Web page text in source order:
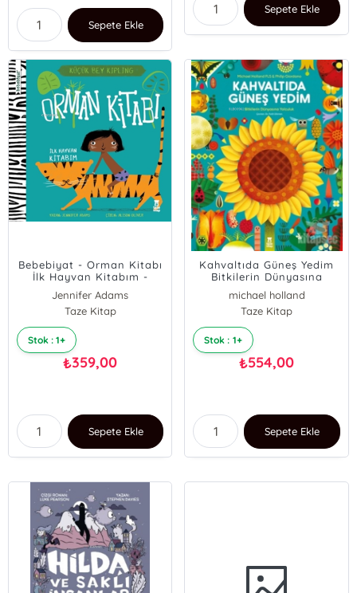
Sepete Ekle
Sepete Ekle
Bebebiyat - Orman Kitabı
İlk Hayvan Kitabım -
Küçük Bey Kipling
Jennifer Adams
Taze Kitap
Stok : 1+
₺359,00
Sepete Ekle
Kahvaltıda Güneş Yedim
Bitkilerin Dünyasına
Yolculuk
michael holland
Taze Kitap
Stok : 1+
₺554,00
Sepete Ekle